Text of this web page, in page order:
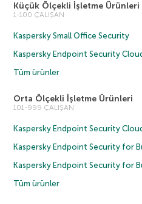
Küçük Ölçekli İşletme Ürünleri
1-100 ÇALIŞAN
Kaspersky Small Office Security
Kaspersky Endpoint Security
Tüm ürünler
Orta Ölçekli İşletme Ürünleri
101-999 ÇALIŞAN
Kaspersky Endpoint Security
Kaspersky Endpoint Security for
Kaspersky Endpoint Security for
Tüm ürünler